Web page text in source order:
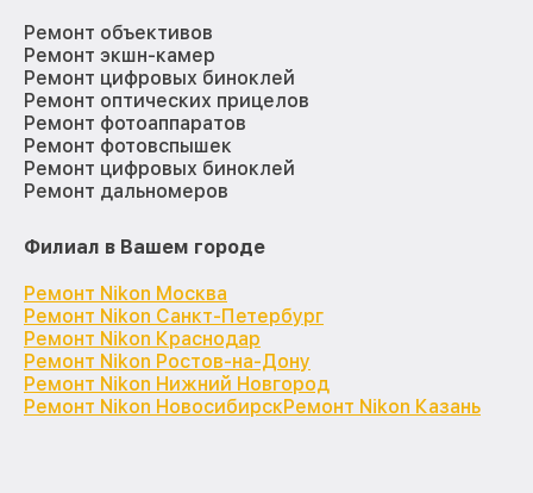
Ремонт объективов
Ремонт экшн-камер
Ремонт цифровых биноклей
Ремонт оптических прицелов
Ремонт фотоаппаратов
Ремонт фотовспышек
Ремонт цифровых биноклей
Ремонт дальномеров
Филиал в Вашем городе
Ремонт Nikon Москва
Ремонт Nikon Санкт-Петербург
Ремонт Nikon Краснодар
Ремонт Nikon Ростов-на-Дону
Ремонт Nikon Нижний Новгород
Ремонт Nikon НовосибирскРемонт Nikon Казань